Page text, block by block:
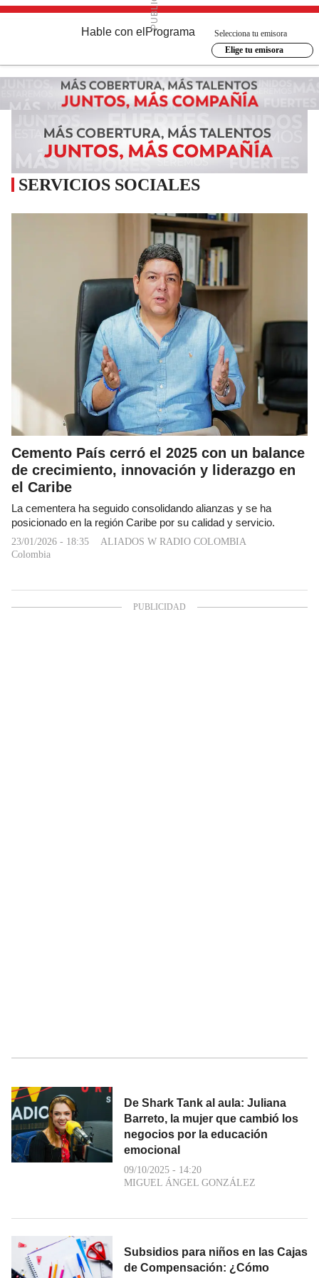
Hable con el Programa
Selecciona tu emisora
Elige tu emisora
SERVICIOS SOCIALES
Cemento País cerró el 2025 con un balance
de crecimiento, innovación y liderazgo en
el Caribe
La cementera ha seguido consolidando alianzas y se ha
posicionado en la región Caribe por su calidad y servicio.
23/01/2026 - 18:35
ALIADOS W RADIO COLOMBIA
Colombia
De Shark Tank al aula: Juliana
Barreto, la mujer que cambió los
negocios por la educación
emocional
09/10/2025 - 14:20
MIGUEL ÁNGEL GONZÁLEZ
Subsidios para niños en las Cajas
de Compensación: ¿Cómo